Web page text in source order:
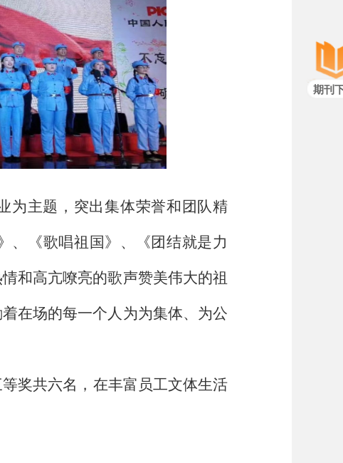
为主题，突出集体荣誉和团队精
、《歌唱祖国》、《团结就是力
和高亢嘹亮的歌声赞美伟大的祖
在场的每一个人为为集体、为公
奖共六名，在丰富员工文体生活
期刊